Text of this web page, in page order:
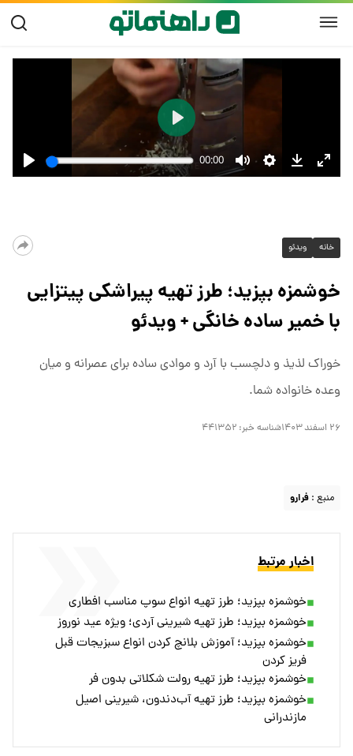
خانه ویدئو
خوشمزه بپزید؛ طرز تهیه پیراشکی پیتزایی
با خمیر ساده خانگی + ویدئو
خوراک لذیذ و دلچسب با آرد و موادی ساده برای عصرانه و میان
وعده خانواده شما.
۲۶ اسفند ۱۴۰۳ شناسه خبر: ۴۴۱۳۵۲
منبع : فرارو
اخبار مرتبط
خوشمزه بپزید؛ طرز تهیه انواع سوپ مناسب افطاری
خوشمزه بپزید؛ طرز تهیه شیرینی آردی؛ ویژه عید نوروز
خوشمزه بپزید؛ آموزش بلانچ کردن انواع سبزیجات قبل
فریز کردن
خوشمزه بپزید؛ طرز تهیه رولت شکلاتی بدون فر
خوشمزه بپزید؛ طرز تهیه آب‌دندون، شیرینی اصیل
مازندرانی